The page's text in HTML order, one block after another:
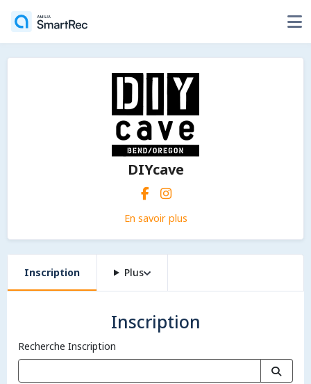
DIYcave
En savoir plus
Inscription Plus
Inscription
Recherche Inscription